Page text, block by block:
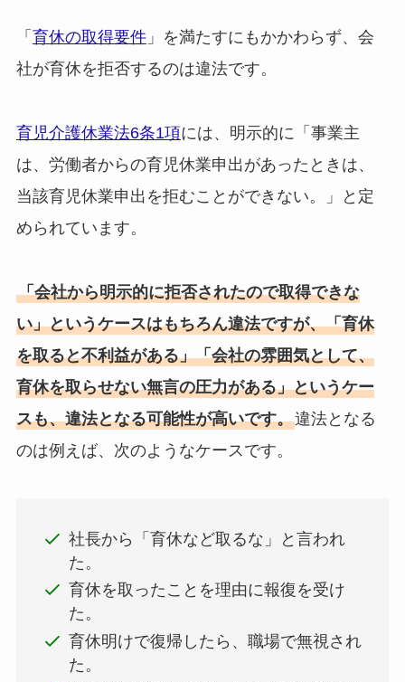
「 育休の取得要件」を満たすにもかかわらず、会
社が育休を拒否するのは違法です。
育児介護休業法6条1項には、明示的に「事業主
は、労働者からの育児休業申出があったときは、
当該育児休業申出を拒むことができない。」と定
められています。
「会社から明示的に拒否されたので取得できな
い」というケースはもちろん違法ですが、「育休
を取ると不利益がある」「会社の雰囲気として、
育休を取らせない無言の圧力がある」というケー
スも、違法となる可能性が高いです。違法となる
のは例えば、次のようなケースです。
社長から「育休など取るな」と言われ
た。
育休を取ったことを理由に報復を受け
た。
育休明けで復帰したら、職場で無視され
た。